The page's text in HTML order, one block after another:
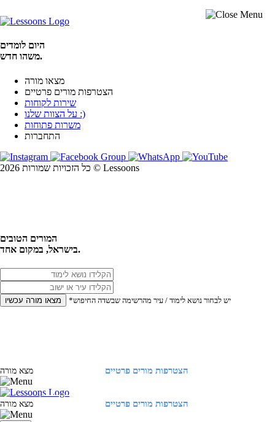
היום לומדים
משהו חדש.
מצאו מורה
הצטרפות מורים פרטיים
שירות לקוחות
על הצוות שלנו :)
משרות פתוחות
התחברות
כל הזכויות שמורות 2026 © Lessoons
המורים הטובים
בישראל, במקום אחד.
מצאו מורה עכשיו *יש לבחור נושא לימוד / עיר מהרשימה שבשדה החיפוש
הצטרפות מורים פרטיים מצא מורה
הצטרפות מורים פרטיים מצא מורה